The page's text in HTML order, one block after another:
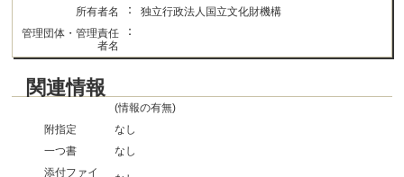
所有者名
：
独立行政法人国立文化財機構
管理団体・管理責任
者名
：
関連情報
(情報の有無)
附指定
なし
一つ書
なし
添付ファイ